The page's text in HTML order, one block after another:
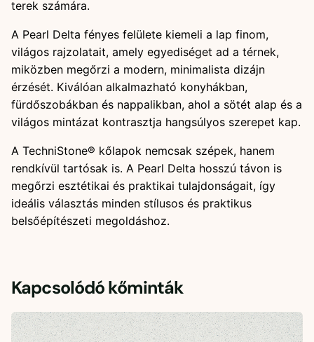
terek számára.
A Pearl Delta fényes felülete kiemeli a lap finom,
világos rajzolatait, amely egyediséget ad a térnek,
miközben megőrzi a modern, minimalista dizájn
érzését. Kiválóan alkalmazható konyhákban,
fürdőszobákban és nappalikban, ahol a sötét alap és a
világos mintázat kontrasztja hangsúlyos szerepet kap.
A TechniStone® kőlapok nemcsak szépek, hanem
rendkívül tartósak is. A Pearl Delta hosszú távon is
megőrzi esztétikai és praktikai tulajdonságait, így
ideális választás minden stílusos és praktikus
belsőépítészeti megoldáshoz.
Kapcsolódó kőminták